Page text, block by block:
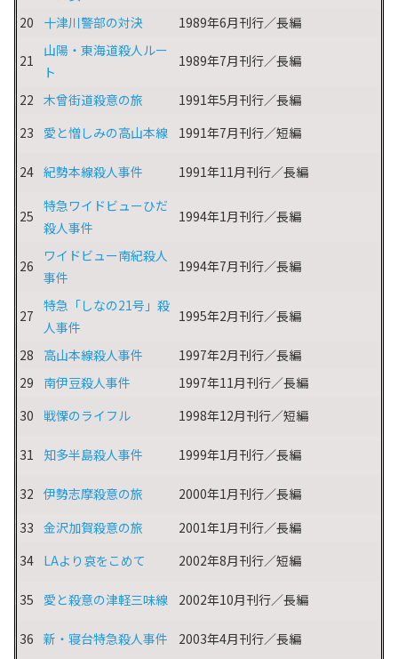
20
十津川警部の対決 1989年6月刊行／長編
21
山陽・東海道殺人ルー
ト
1989年7月刊行／長編
22 木曾街道殺意の旅
1991年5月刊行／長編
23
愛と憎しみの高山本線 1991年7月刊行／短編
24 紀勢本線殺人事件 1991年11月刊行／長編
25
特急ワイドビューひだ
殺人事件
1994年1月刊行／長編
26
ワイドビュー南紀殺人
事件
1994年7月刊行／長編
27
特急「しなの21号」殺
人事件
1995年2月刊行／長編
28 高山本線殺人事件
1997年2月刊行／長編
29
南伊豆殺人事件
1997年11月刊行／長編
30 戦慄のライフル 1998年12月刊行／短編
31 知多半島殺人事件 1999年1月刊行／長編
32 伊勢志摩殺意の旅
2000年1月刊行／長編
33 金沢加賀殺意の旅
2001年1月刊行／長編
34 LAより哀をこめて 2002年8月刊行／短編
35 愛と殺意の津軽三味線 2002年10月刊行／長編
36 新・寝台特急殺人事件 2003年4月刊行／長編